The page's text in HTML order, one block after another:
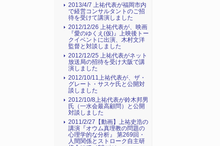
2013/4/7 上祐代表が福岡市内
で経営コンサルタントのご招
待を受けて講演しました
2012/12/26 上祐代表が、映画
『愛のゆくえ(仮)』上映後トー
クイベントに出演、木村文洋
監督と対談しました
2012/12/25 上祐代表がネット
放送局の招待を受け大阪で講
演しました
2012/10/11上祐代表が、ザ・
グレート・サスケ氏と公開対
談しました
2012/10/8上祐代表が鈴木邦男
氏（一水会最高顧問）と公開
対談しました
2011/2/27【動画】上祐史浩の
講演『オウム真理教の問題の
心理学的な分析』 第269回・
人間関係とストローク自主研